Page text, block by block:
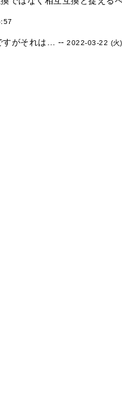
すがそれは… --2022-03-22 (